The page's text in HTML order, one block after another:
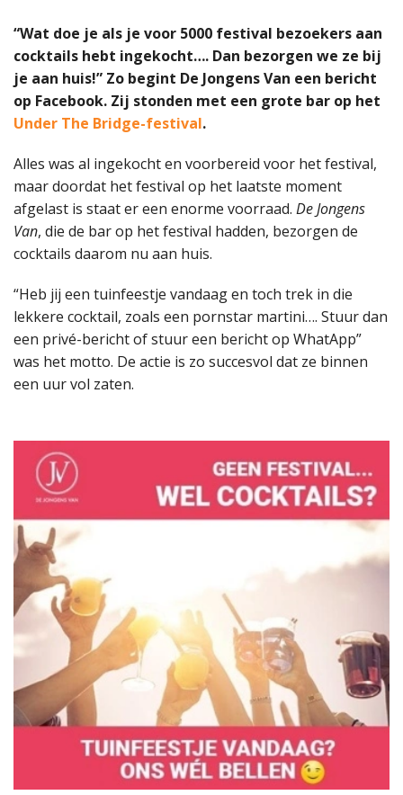
“Wat doe je als je voor 5000 festival bezoekers aan
cocktails hebt ingekocht…. Dan bezorgen we ze bij
je aan huis!” Zo begint De Jongens Van een bericht
op Facebook. Zij stonden met een grote bar op het
Under The Bridge-festival.
Alles was al ingekocht en voorbereid voor het festival,
maar doordat het festival op het laatste moment
afgelast is staat er een enorme voorraad. De Jongens
Van, die de bar op het festival hadden, bezorgen de
cocktails daarom nu aan huis.
“Heb jij een tuinfeestje vandaag en toch trek in die
lekkere cocktail, zoals een pornstar martini…. Stuur dan
een privé-bericht of stuur een bericht op WhatApp”
was het motto. De actie is zo succesvol dat ze binnen
een uur vol zaten.